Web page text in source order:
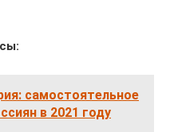
самостоятельное
в 2021 году